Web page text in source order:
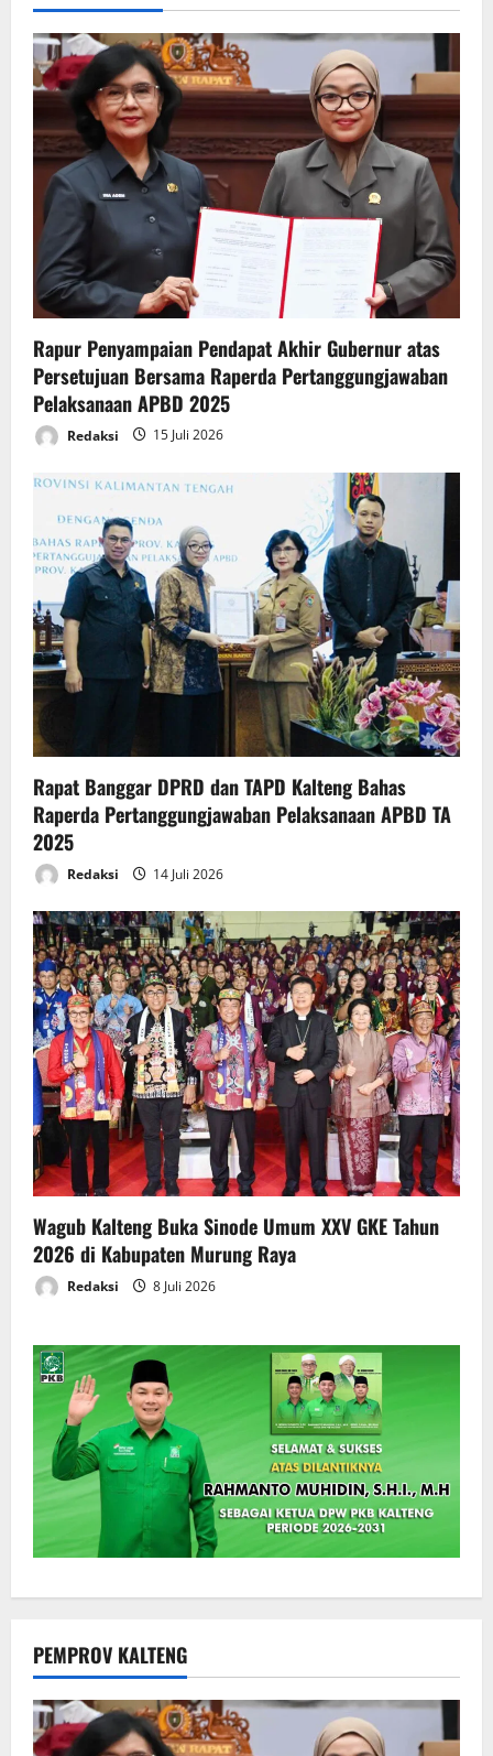
i
g
a
t
o
n
Rapur Penyampaian Pendapat Akhir Gubernur atas
Persetujuan Bersama Raperda Pertanggungjawaban
Pelaksanaan APBD 2025
Redaksi 15 Juli 2026
Rapat Banggar DPRD dan TAPD Kalteng Bahas
Raperda Pertanggungjawaban Pelaksanaan APBD TA
2025
Redaksi 14 Juli 2026
Wagub Kalteng Buka Sinode Umum XXV GKE Tahun
2026 di Kabupaten Murung Raya
Redaksi 8 Juli 2026
PEMPROV KALTENG